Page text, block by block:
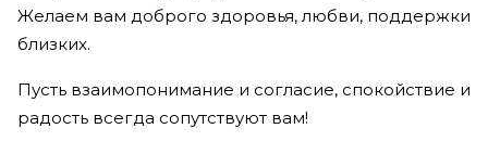
Желаем вам доброго здоровья, любви, поддержки
близких.
Пусть взаимопонимание и согласие, спокойствие и
радость всегда сопутствуют вам!